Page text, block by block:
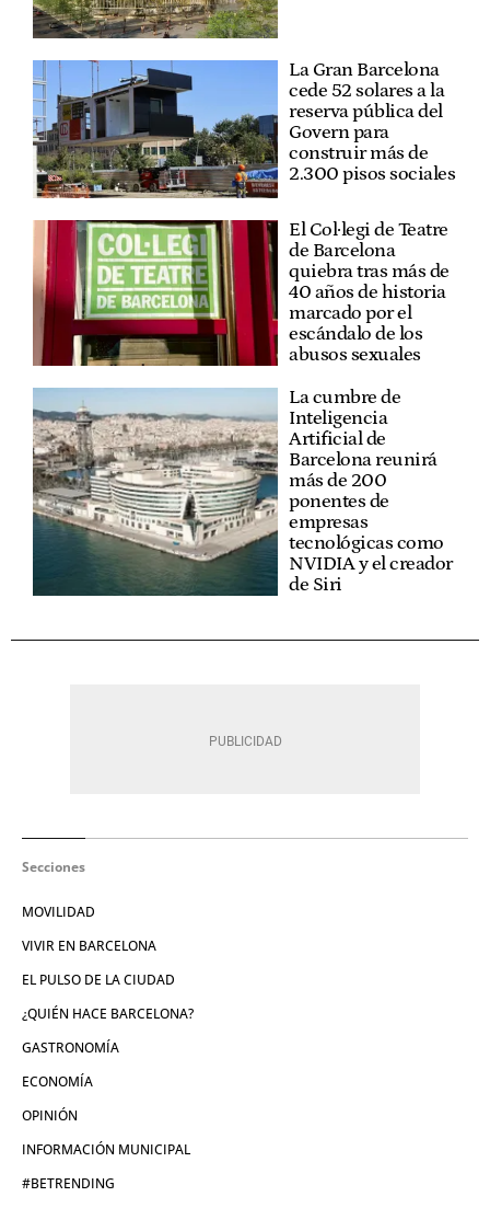
La Gran Barcelona
cede 52 solares a la
reserva pública del
Govern para
construir más de
2.300 pisos sociales
El Col·legi de Teatre
de Barcelona
quiebra tras más de
40 años de historia
marcado por el
escándalo de los
abusos sexuales
La cumbre de
Inteligencia
Artificial de
Barcelona reunirá
más de 200
ponentes de
empresas
tecnológicas como
NVIDIA y el creador
de Siri
Secciones
MOVILIDAD
VIVIR EN BARCELONA
EL PULSO DE LA CIUDAD
¿QUIÉN HACE BARCELONA?
GASTRONOMÍA
ECONOMÍA
OPINIÓN
INFORMACIÓN MUNICIPAL
#BETRENDING